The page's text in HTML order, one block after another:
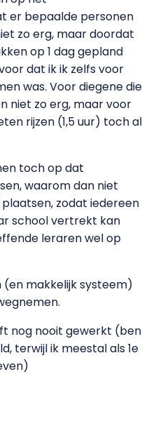
er bepaalde personen
zo erg, maar doordat
op 1 dag gepland
dat ik ik zelfs voor
was. Voor diegene die
niet zo erg, maar voor
rijzen (1,5 uur) toch al
toch op dat
waarom dan niet
zodat iedereen
school vertrekt kan
leraren wel op
(en makkelijk systeem)
nog nooit gewerkt (ben
terwijl ik meestal als 1e